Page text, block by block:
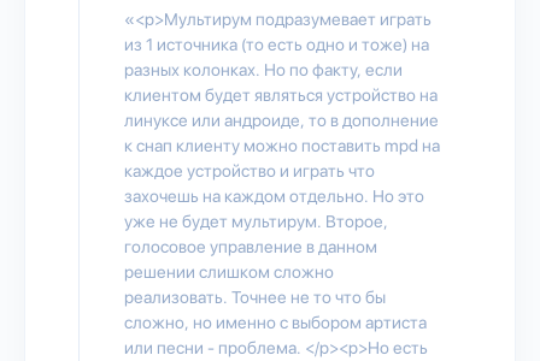
«<p>Мультирум подразумевает играть
из 1 источника (то есть одно и тоже) на
разных колонках. Но по факту, если
клиентом будет являться устройство на
линуксе или андроиде, то в дополнение
к снап клиенту можно поставить mpd на
каждое устройство и играть что
захочешь на каждом отдельно. Но это
уже не будет мультирум. Второе,
голосовое управление в данном
решении слишком сложно
реализовать. Точнее не то что бы
сложно, но именно с выбором артиста
или песни - проблема. </p><p>Но есть